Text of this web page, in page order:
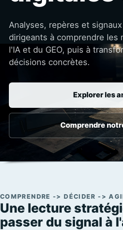
Analyses, repères et
dirigeants à comprendre les
l'IA et du GEO, puis à
décisions concrètes.
Explorer les
Comprendre
COMPRENDRE -> DÉCIDER ->
Une lecture
passer du signal à